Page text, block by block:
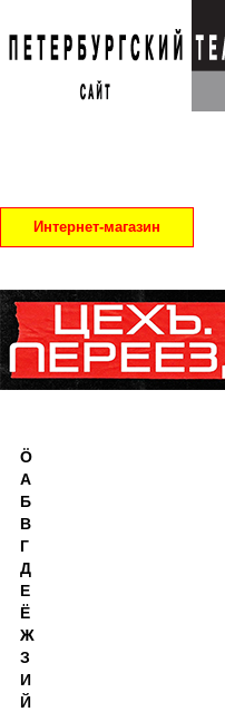
Интернет-магазин
Ö
А
Б
В
Г
Д
Е
Ё
Ж
З
И
Й